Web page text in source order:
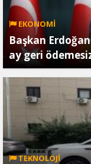
EKONOMİ
Başkan
ay geri
TEKNOLOJİ